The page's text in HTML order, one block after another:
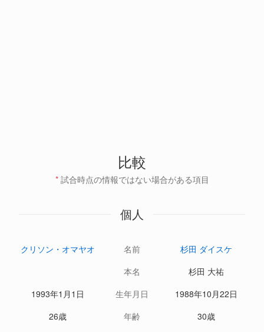
比較
* 試合時点の情報ではない場合がある項目
個人
クリソン・オマヤオ 名前
杉田 ダイスケ
本名
杉田 大祐
1993年1月1日
生年月日
1988年10月22日
26歳
年齢
30歳